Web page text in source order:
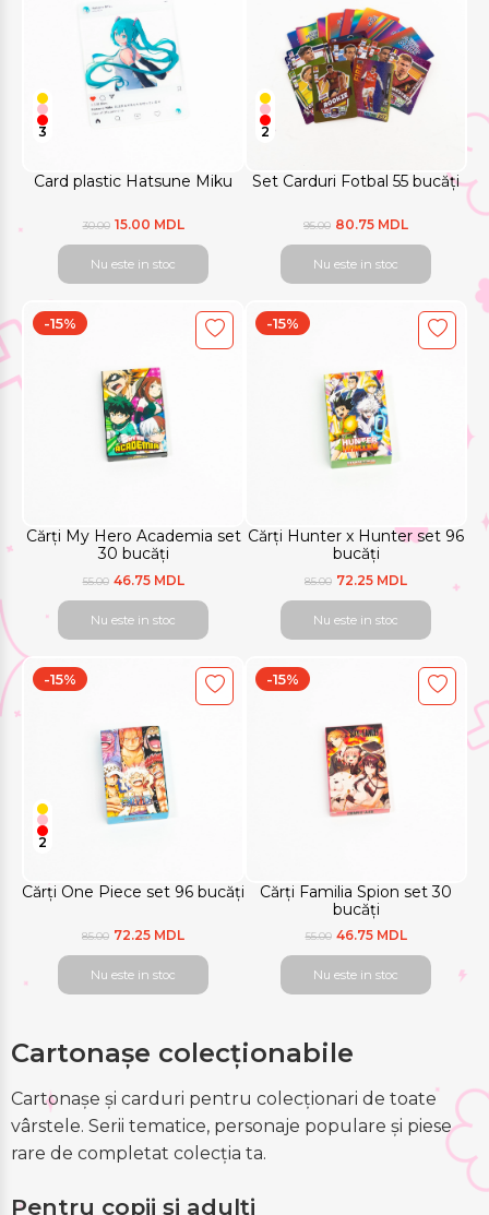
Card plastic Hatsune Miku
3
30.00 15.00 MDL
Nu este in stoc
Set Carduri Fotbal 55 bucăți
2
95.00 80.75 MDL
Nu este in stoc
Cărți My Hero Academia set
30 bucăți
-15%
55.00 46.75 MDL
Nu este in stoc
Cărți Hunter x Hunter set 96
bucăți
-15%
85.00 72.25 MDL
Nu este in stoc
Cărți One Piece set 96 bucăți
-15%
2
85.00 72.25 MDL
Nu este in stoc
Cărți Familia Spion set 30
bucăți
-15%
55.00 46.75 MDL
Nu este in stoc
Cartonașe colecționabile
Cartonașe și carduri pentru colecționari de toate
vârstele. Serii tematice, personaje populare și piese
rare de completat colecția ta.
Pentru copii și adulți